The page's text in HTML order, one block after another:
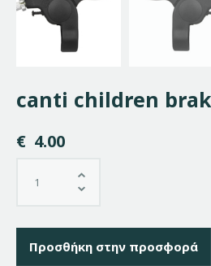
canti children
€ 4.00
Προσθήκη στην προσφορά